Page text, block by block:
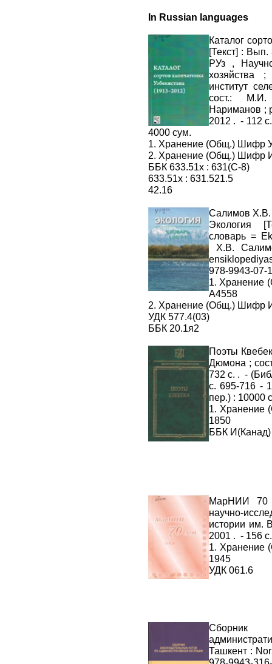
In Russian languages
Каталог
[Текст] : Вып.
РУз ,
хозяйства ;
институт
сост.: М.И.
Нариманов ;
2012 . - 112
4000 сум.
1. Хранение (Общ.) Шифр
2. Хранение (Общ.) Шифр
ББК 633.51х : 631(С-8)
633.51х : 631.521.5
42.16
Салимов Х.В.
Экология
словарь =
Х.В.
978-9943-07-
1. Хранение
А4558
2. Хранение (Общ.) Шифр
УДК 577.4(03)
ББК 20.1я2
Поэты
Дюмона ;
732 с. . -
с. 695-716 -
пер.) : 10000
1. Хранение
1850
ББК И(Канад)
МарНИИ 70
научно-
истории им.
2001 . - 156
1. Хранение
1945
УДК 061.6
Сборник
Ташкент :